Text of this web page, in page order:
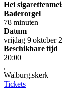
Het
Baderorgel
78 minuten
Datum
vrijdag 9 oktober
Beschikbare tijd
20:00
,
Walburgiskerk
Tickets